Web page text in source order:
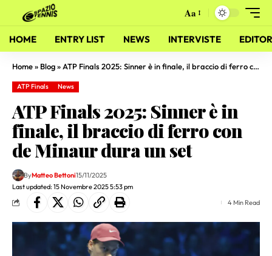
Aa
HOME ENTRY LIST NEWS INTERVISTE
Home» Blog» ATP Finals 2025: Sinner è in finale, il braccio di ferro con de Minaur dura un set
ATP Finals News
ATP Finals 2025: Sinner è in
finale, il braccio di ferro con
de Minaur dura un set
Last updated: 15 Novembre 2025 5:53 pm
ByMatteo Bettoni15/11/2025
4 Min Read